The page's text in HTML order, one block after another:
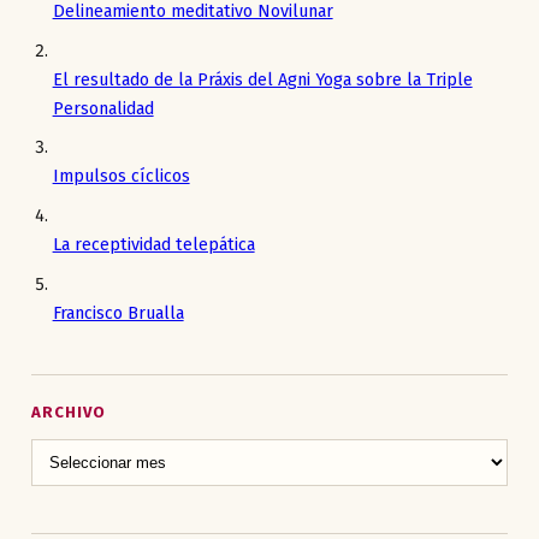
Delineamiento meditativo Novilunar
El resultado de la Práxis del Agni Yoga sobre la Triple
Personalidad
Impulsos cíclicos
La receptividad telepática
Francisco Brualla
ARCHIVO